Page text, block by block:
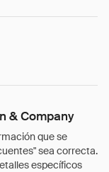
& Company
que se
sea correcta.
específicos